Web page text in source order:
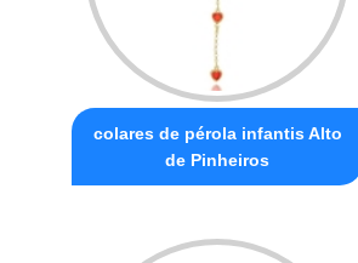
colares de pérola infantis Alto
de Pinheiros